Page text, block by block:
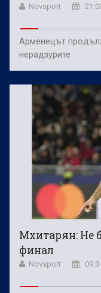
Novsport
Арменецът
нерадзурите
Мхитарян: Не
финал
Novsport